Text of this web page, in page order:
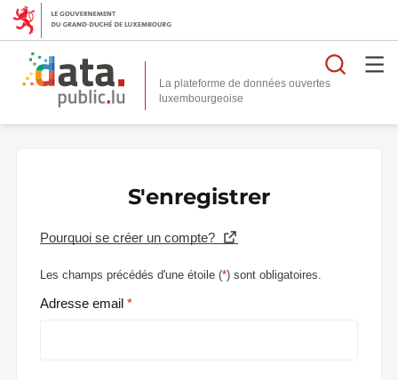
La plateforme de données ouvertes
S'enregistrer
Pourquoi se créer un compte?
Les champs précédés d'une étoile (*) sont obligatoires.
Adresse email